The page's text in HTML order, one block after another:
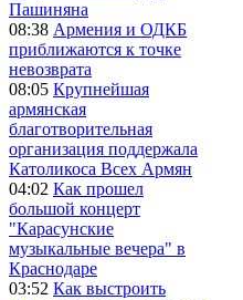
Пашиняна
08:38 Армения и ОДКБ
приближаются к точке
невозврата
08:05 Крупнейшая
армянская
благотворительная
организация поддержала
Католикоса Всех Армян
04:02 Как прошел
большой концерт
"Карасунские
музыкальные вечера" в
Краснодаре
03:52 Как выстроить